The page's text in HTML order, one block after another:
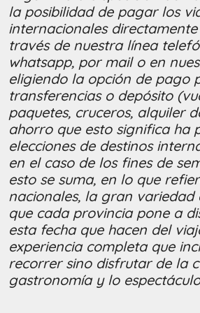
la posibilidad de pagar los
internacionales
través de nuestra línea
whatsapp, por mail o en
eligiendo la opción de pago
transferencias o depósito
paquetes, cruceros, alquiler
ahorro que esto significa ha
elecciones de destinos
en el caso de los fines de
esto se suma, en lo que
nacionales, la gran variedad
que cada provincia pone a
esta fecha que hacen del
experiencia completa que
recorrer sino disfrutar de la
gastronomía y lo